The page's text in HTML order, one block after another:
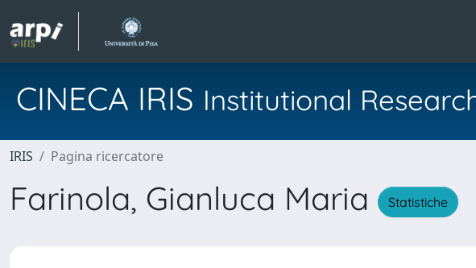
CINECA IRIS Institutional
IRIS Pagina ricercatore
Farinola, Gianluca Maria Statistiche